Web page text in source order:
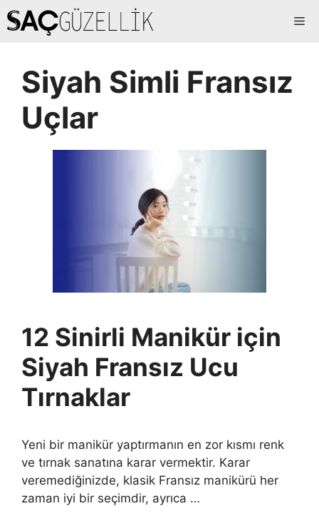
İçeriğe
atla
Siyah Simli Fransız
Uçlar
12 Sinirli Manikür için
Siyah Fransız Ucu
Tırnaklar
Yeni bir manikür yaptırmanın en zor kısmı renk
ve tırnak sanatına karar vermektir. Karar
veremediğinizde, klasik Fransız manikürü her
zaman iyi bir seçimdir, ayrıca …